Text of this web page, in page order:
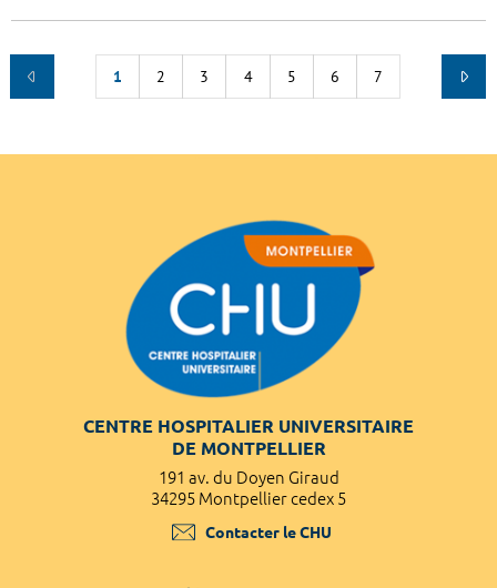
1 2 3 4 5 6 7
CENTRE HOSPITALIER UNIVERSITAIRE
DE MONTPELLIER
191 av. du Doyen Giraud
34295 Montpellier cedex 5
Contacter le CHU